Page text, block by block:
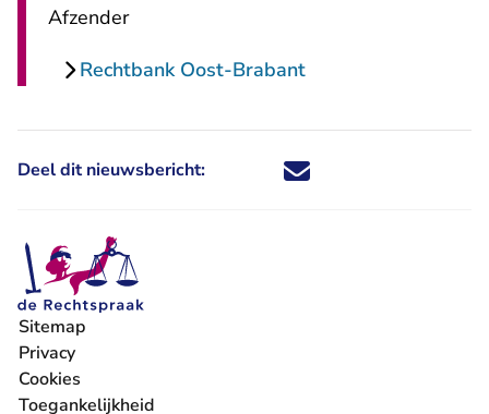
Afzender
Rechtbank Oost-Brabant
Deel dit nieuwsbericht: Deel dit nieuwsbericht via X -
Deel dit nieuwsbericht via
Deel dit nieuwsbericht
Deel dit
Sitemap
Privacy
Cookies
Toegankelijkheid